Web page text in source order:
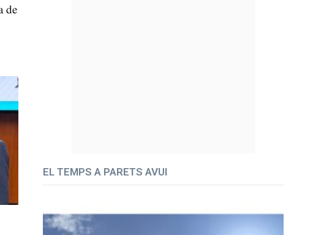
de
EL TEMPS A PARETS AVUI